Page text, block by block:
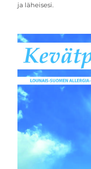
ja läheisesi.